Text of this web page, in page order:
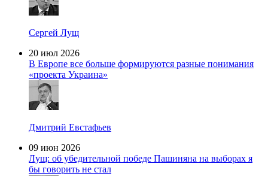
Сергей Лущ
20 июл 2026
В Европе все больше формируются разные понимания
«проекта Украина»
Дмитрий Евстафьев
09 июн 2026
Лущ: об убедительной победе Пашиняна на выборах я
бы говорить не стал